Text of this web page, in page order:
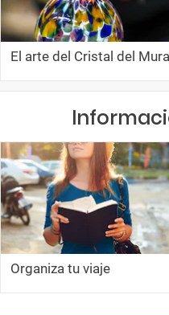
El arte del Cristal del
Organiza tu viaje